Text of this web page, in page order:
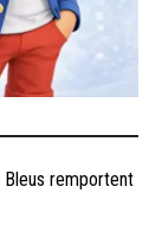
Bleus remportent